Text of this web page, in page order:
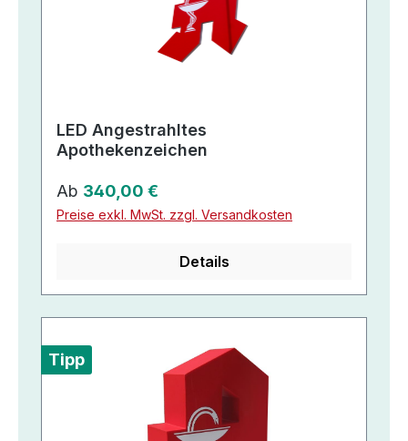
LED Angestrahltes
Apothekenzeichen
Regulärer Preis:
Ab 340,00 €
Preise exkl. MwSt. zzgl. Versandkosten
Details
Tipp